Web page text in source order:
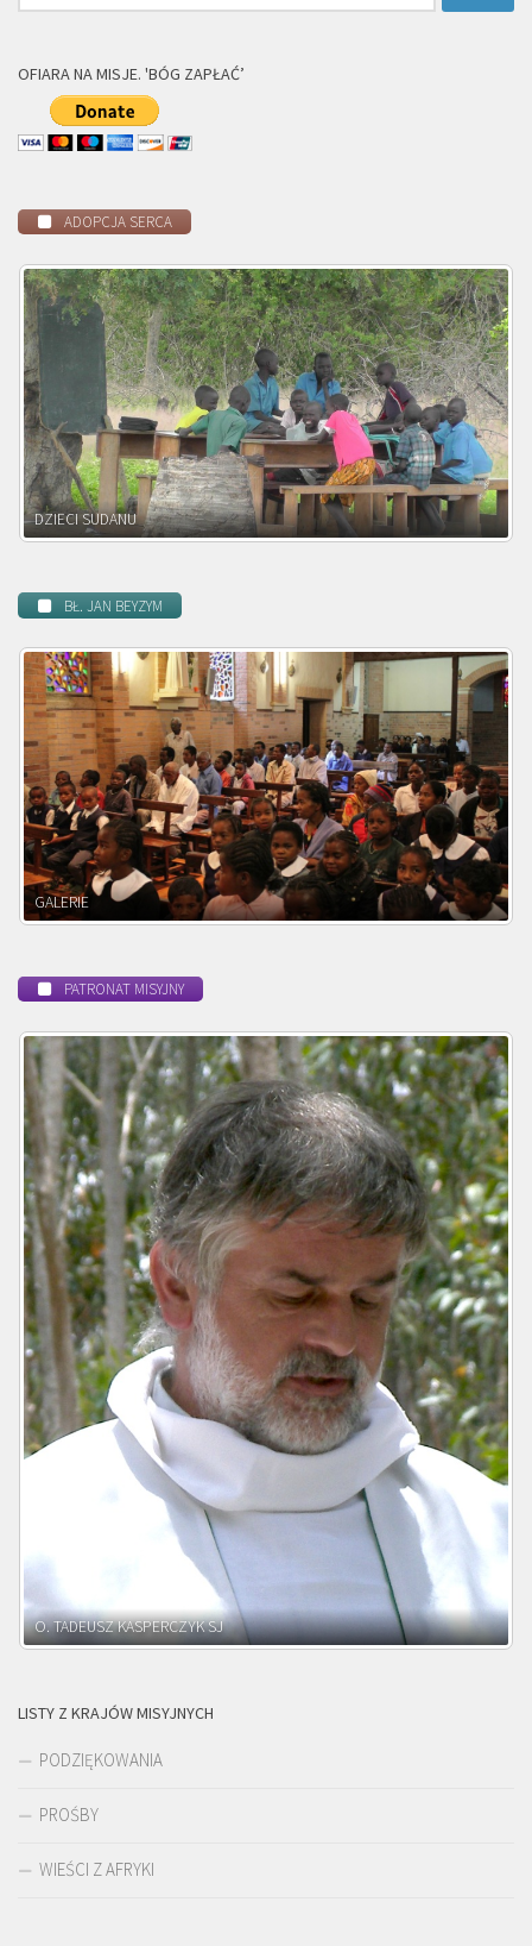
OFIARA NA MISJE. 'BÓG ZAPŁAĆ’
ADOPCJA SERCA
DZIECI ZAMBII
BŁ. JAN BEYZYM
POWOŁANIE MISYJNE
PATRONAT MISYJNY
O. ADNRZEJ LEŚNIARA SJ
LISTY Z KRAJÓW MISYJNYCH
PODZIĘKOWANIA
PROŚBY
WIEŚCI Z AFRYKI